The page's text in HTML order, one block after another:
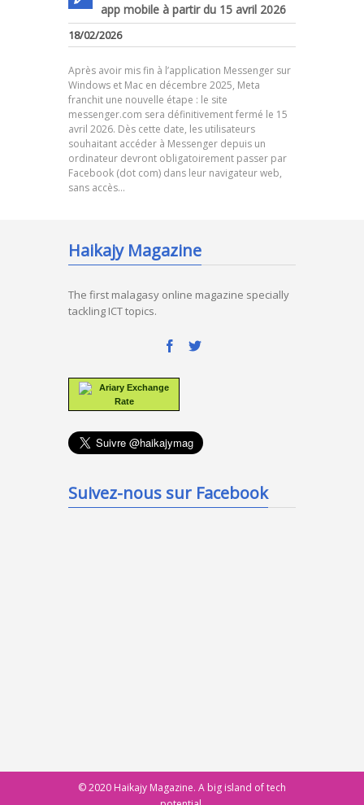
app mobile à partir du 15 avril 2026
18/02/2026
Après avoir mis fin à l’application Messenger sur
Windows et Mac en décembre 2025, Meta
franchit une nouvelle étape : le site
messenger.com sera définitivement fermé le 15
avril 2026. Dès cette date, les utilisateurs
souhaitant accéder à Messenger depuis un
ordinateur devront obligatoirement passer par
Facebook (dot com) dans leur navigateur web,
sans accès…
Haikajy Magazine
The first malagasy online magazine specially
tackling ICT topics.
Ariary Exchange
Rate
Suivez-nous sur Facebook
© 2020 Haikajy Magazine. A big island of tech